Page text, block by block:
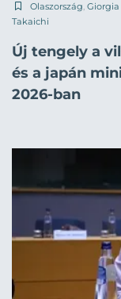
Olaszország,
Takaichi
Új tengely a
és a japán
2026-ban